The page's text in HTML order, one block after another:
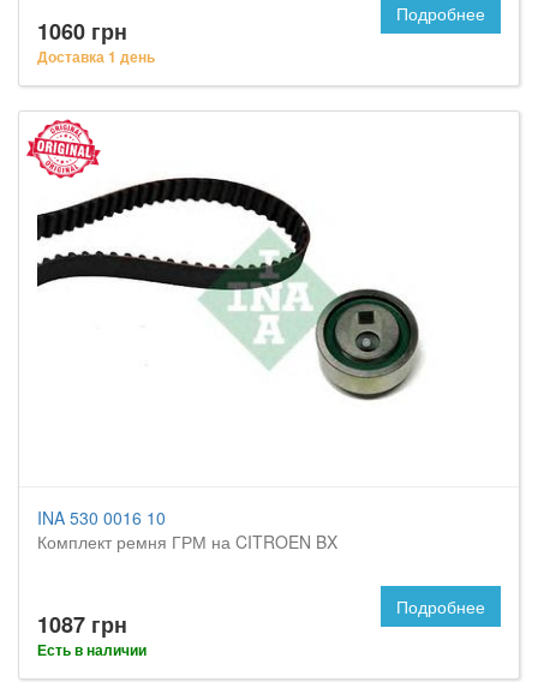
1060 грн
Доставка 1 день
Подробнее
INA 530 0016 10
Комплект ремня ГРМ на CITROEN BX
1087 грн
Есть в наличии
Подробнее